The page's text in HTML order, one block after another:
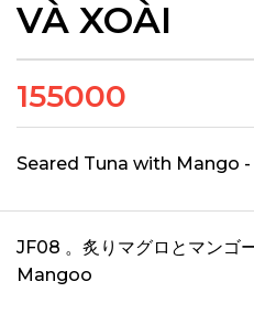
VÀ XOÀI
155000
Seared Tuna with Mango
JF08 。炙りマグロとマン
Mangoo